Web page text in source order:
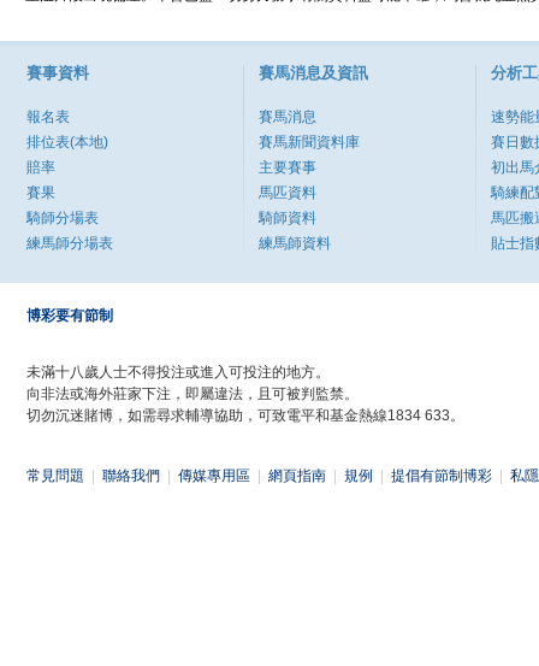
賽事資料
報名表
排位表(本地)
賠率
賽果
騎師分場表
練馬師分場表
賽馬消息及資訊
賽馬消息
賽馬新聞資料庫
主要賽事
馬匹資料
騎師資料
練馬師資料
分析
速勢能
賽日數
初出馬
騎練配
馬匹搬
貼士指
博彩要有節制
未滿十八歲人士不得投注或進入可投注的地方。
向非法或海外莊家下注，即屬違法，且可被判監禁。
切勿沉迷賭博，如需尋求輔導協助，可致電平和基金熱線1834 633。
常見問題 聯絡我們 傳媒專用區 網頁指南 規例 提倡有節制博彩 私